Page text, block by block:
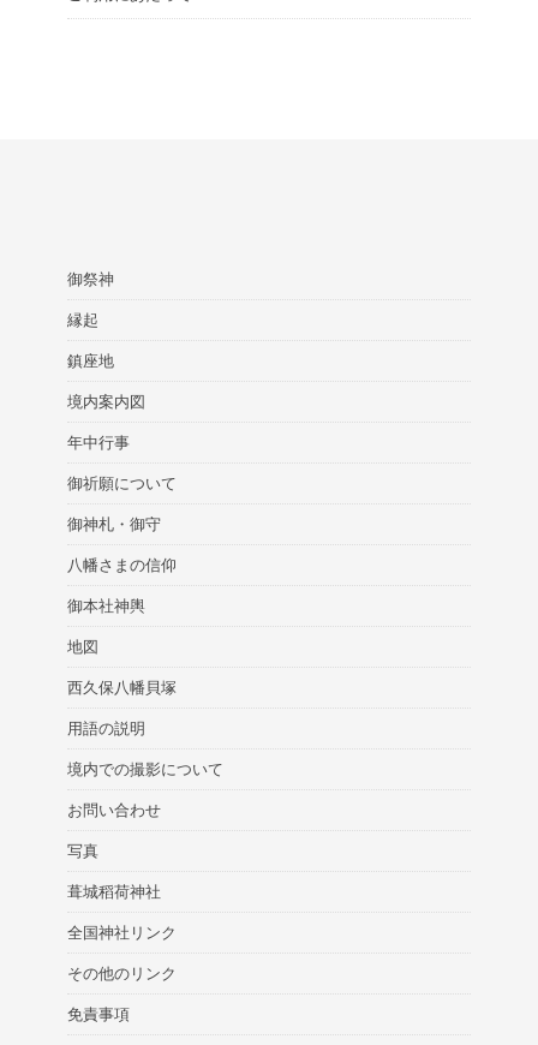
御祭神
縁起
鎮座地
境内案内図
年中行事
御祈願について
御神札・御守
八幡さまの信仰
御本社神輿
地図
西久保八幡貝塚
用語の説明
境内での撮影について
お問い合わせ
写真
葺城稻荷神社
全国神社リンク
その他のリンク
免責事項